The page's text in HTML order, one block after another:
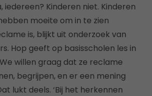
iedereen? Kinderen niet. Kinderen
moeite om in te zien
is, blijkt uit onderzoek van
Hop geeft op basisscholen les in
willen graag dat ze reclame
begrijpen, en er een mening
lukt deels. ‘Bij het herkennen